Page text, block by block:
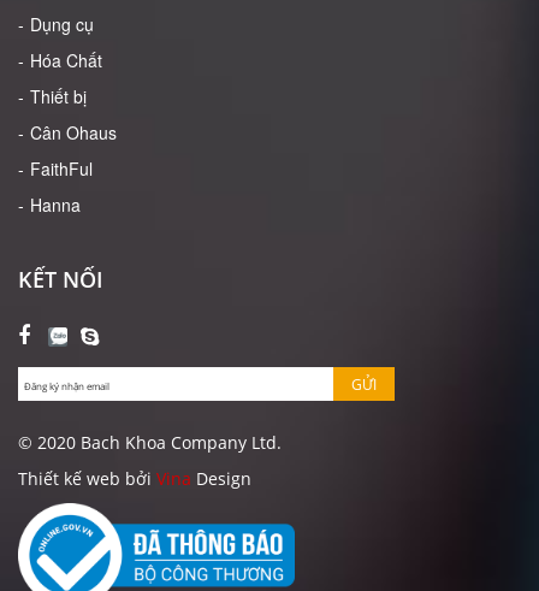
Dụng cụ
Hóa Chất
Thiết bị
Cân Ohaus
FaithFul
Hanna
KẾT NỐI
GỬI
© 2020 Bach Khoa Company Ltd.
Thiết kế web bởi Vina Design